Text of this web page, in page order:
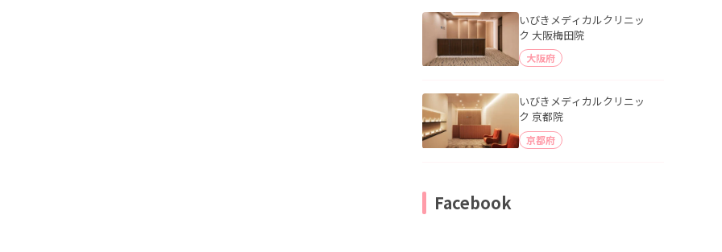
いびきメディカルクリニッ
ク 大阪梅田院
大阪府
いびきメディカルクリニッ
ク 京都院
京都府
Facebook